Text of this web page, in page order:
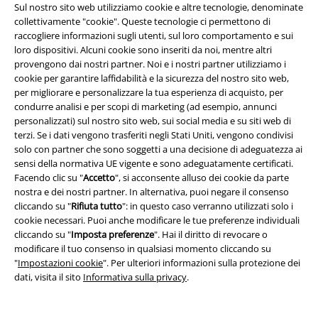
Sul nostro sito web utilizziamo cookie e altre tecnologie, denominate
collettivamente "cookie". Queste tecnologie ci permettono di
raccogliere informazioni sugli utenti, sul loro comportamento e sui
loro dispositivi. Alcuni cookie sono inseriti da noi, mentre altri
provengono dai nostri partner. Noi e i nostri partner utilizziamo i
cookie per garantire laffidabilità e la sicurezza del nostro sito web,
per migliorare e personalizzare la tua esperienza di acquisto, per
condurre analisi e per scopi di marketing (ad esempio, annunci
personalizzati) sul nostro sito web, sui social media e su siti web di
terzi. Se i dati vengono trasferiti negli Stati Uniti, vengono condivisi
solo con partner che sono soggetti a una decisione di adeguatezza ai
sensi della normativa UE vigente e sono adeguatamente certificati.
Facendo clic su "Accetto", si acconsente alluso dei cookie da parte
nostra e dei nostri partner. In alternativa, puoi negare il consenso
cliccando su "Rifiuta tutto": in questo caso verranno utilizzati solo i
cookie necessari. Puoi anche modificare le tue preferenze individuali
cliccando su "Imposta preferenze". Hai il diritto di revocare o
modificare il tuo consenso in qualsiasi momento cliccando su
"Impostazioni cookie". Per ulteriori informazioni sulla protezione dei
dati, visita il sito Informativa sulla privacy.
Seguici online!
Metodi di Pagamento
Bonifico bancario